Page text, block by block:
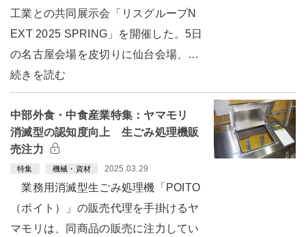
工業との共同展示会「リスグループN
EXT 2025 SPRING」を開催した。5日
の名古屋会場を皮切りに仙台会場、…
続きを読む
中部外食・中食産業特集：ヤマモリ
消滅型の認知度向上 生ごみ処理機販
売注力
特集 機械・資材 2025.03.29
業務用消滅型生ごみ処理機「POITO
（ポイト）」の販売代理を手掛けるヤ
マモリは、同商品の販売に注力してい